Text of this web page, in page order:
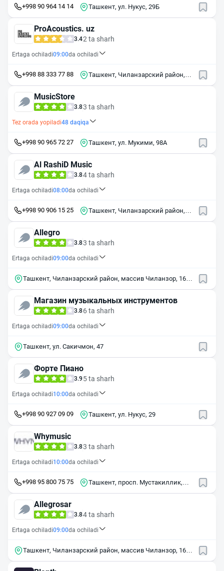
+998 90 964 14 14 Ташкент, ул. Нукус, 29Б
ProAcoustics. uz
3.42 ta sharh
Ertaga ochiladi09:00da ochiladi
+998 88 333 77 88
Ташкент, Чиланзарский район,
MusicStore
3.83 ta sharh
Tez orada yopiladi48 daqiqa
+998 90 965 72 27 Ташкент, ул. Мукими, 98А
Al RashiD Music
3.84 ta sharh
Ertaga ochiladi08:00da ochiladi
+998 90 906 15 25
Ташкент, Чиланзарский район,
Allegro
3.83 ta sharh
Ertaga ochiladi09:00da ochiladi
Ташкент, Чиланзарский район, массив Чиланзор, 16-й
Магазин музыкальных инструментов
3.86 ta sharh
Ertaga ochiladi09:00da ochiladi
Ташкент, ул. Сакичмон, 47
Форте Пиано
3.9 5 ta sharh
Ertaga ochiladi10:00da ochiladi
+998 90 927 09 09 Ташкент, ул. Нукус, 29
Whymusic
3.83 ta sharh
Ertaga ochiladi10:00da ochiladi
+998 95 800 75 75
Ташкент, просп. Мустакиллик,
Allegrosar
3.84 ta sharh
Ertaga ochiladi09:00da ochiladi
Ташкент, Чиланзарский район, массив Чиланзор, 16-й